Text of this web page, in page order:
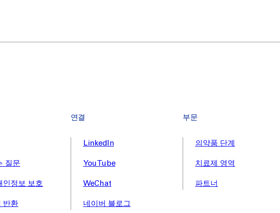
질문
인정보 보호
반환
연결
LinkedIn
YouTube
WeChat
네이버 블로그
부문
의약품 단계
치료제 영역
파트너